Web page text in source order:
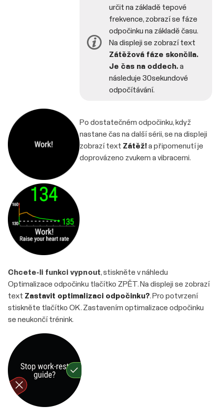
určit na základě tepové
frekvence, zobrazí se fáze
odpočinku na základě času.
Na displeji se zobrazí text
Zátěžová fáze skončila.
Je čas na oddech.a
následuje 30sekundové
odpočítávání.
Po dostatečném odpočinku, když
nastane čas na další sérii, se na displeji
zobrazí text Zátěž!a připomenutí je
doprovázeno zvukem a vibracemi.
Chcete-li funkci vypnout, stiskněte v náhledu
Optimalizace odpočinku tlačítko ZPĚT. Na displeji se zobrazí
text Zastavit optimalizaci odpočinku?. Pro potvrzení
stiskněte tlačítko OK. Zastavením optimalizace odpočinku
se neukončí trénink.